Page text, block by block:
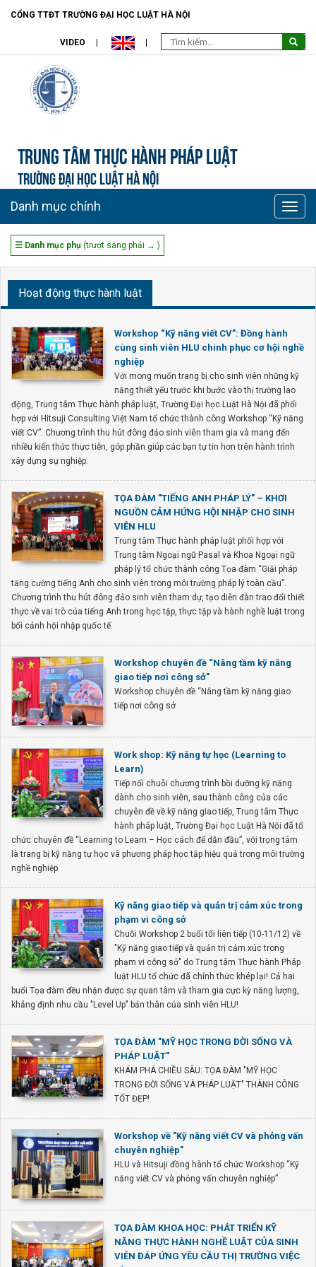
CỔNG TTĐT TRƯỜNG ĐẠI HỌC LUẬT HÀ NỘI
VIDEO
Trung tâm Thực hành pháp luật
TRƯỜNG ĐẠI HỌC LUẬT HÀ NỘI
Toggle
Danh mục chính
☰ Danh mục phụ (trượt sang phải → )
Hoạt động thực hành luật
Workshop “Kỹ năng viết CV”: Đồng hành
cùng sinh viên HLU chinh phục cơ hội nghề
nghiệp
Với mong muốn trang bị cho sinh viên những kỹ
năng thiết yếu trước khi bước vào thị trường lao
động, Trung tâm Thực hành pháp luật, Trường Đại học Luật Hà Nội đã phối
hợp với Hitsuji Consulting Việt Nam tổ chức thành công Workshop “Kỹ năng
viết CV”. Chương trình thu hút đông đảo sinh viên tham gia và mang đến
nhiều kiến thức thực tiễn, góp phần giúp các bạn tự tin hơn trên hành trình
xây dựng sự nghiệp.
TỌA ĐÀM "TIẾNG ANH PHÁP LÝ" – KHƠI
NGUỒN CẢM HỨNG HỘI NHẬP CHO SINH
VIÊN HLU
Trung tâm Thực hành pháp luật phối hợp với
Trung tâm Ngoại ngữ Pasal và Khoa Ngoại ngữ
pháp lý tổ chức thành công Tọa đàm “Giải pháp
tăng cường tiếng Anh cho sinh viên trong môi trường pháp lý toàn cầu”.
Chương trình thu hút đông đảo sinh viên tham dự, tạo diễn đàn trao đổi thiết
thực về vai trò của tiếng Anh trong học tập, thực tập và hành nghề luật trong
bối cảnh hội nhập quốc tế.
Workshop chuyên đề “Nâng tầm kỹ năng
giao tiếp nơi công sở”
Workshop chuyên đề “Nâng tầm kỹ năng giao
tiếp nơi công sở
Work shop: Kỹ năng tự học (Learning to
Learn)
Tiếp nối chuỗi chương trình bồi dưỡng kỹ năng
dành cho sinh viên, sau thành công của các
chuyên đề về kỹ năng giao tiếp, Trung tâm Thực
hành pháp luật, Trường Đại học Luật Hà Nội đã tổ
chức chuyên đề “Learning to Learn – Học cách để dẫn đầu”, với trọng tâm
là trang bị kỹ năng tự học và phương pháp học tập hiệu quả trong môi trường
nghề nghiệp.
Kỹ năng giao tiếp và quản trị cảm xúc trong
phạm vi công sở
Chuỗi Workshop 2 buổi tối liên tiếp (10-11/12) về
"Kỹ năng giao tiếp và quản trị cảm xúc trong
phạm vi công sở" do Trung tâm Thực hành Pháp
luật HLU tổ chức đã chính thức khép lại! Cả hai
buổi Tọa đàm đều nhận được sự quan tâm và tham gia cực kỳ năng lượng,
khẳng định nhu cầu "Level Up" bản thân của sinh viên HLU!
TỌA ĐÀM "MỸ HỌC TRONG ĐỜI SỐNG VÀ
PHÁP LUẬT"
KHÁM PHÁ CHIỀU SÂU: TỌA ĐÀM "MỸ HỌC
TRONG ĐỜI SỐNG VÀ PHÁP LUẬT" THÀNH CÔNG
TỐT ĐẸP!
Workshop về "Kỹ năng viết CV và phỏng vấn
chuyên nghiệp"
HLU và Hitsuji đồng hành tổ chức Workshop “Kỹ
năng viết CV và phỏng vấn chuyên nghiệp”
TỌA ĐÀM KHOA HỌC: PHÁT TRIỂN KỸ
NĂNG THỰC HÀNH NGHỀ LUẬT CỦA SINH
VIÊN ĐÁP ỨNG YÊU CẦU THỊ TRƯỜNG VIỆC